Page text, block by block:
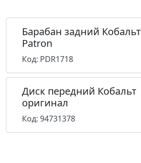
Барабан задний Кобальт
Patron
Код: PDR1718
Диск передний Кобальт
оригинал
Код: 94731378